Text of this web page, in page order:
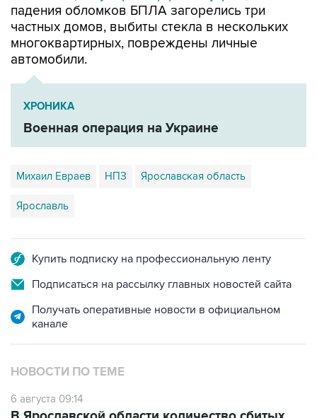
падения обломков БПЛА загорелись три
частных домов, выбиты стекла в нескольких
многоквартирных, повреждены личные
автомобили.
ХРОНИКА
Военная операция на Украине
Михаил Евраев НПЗ Ярославская область
Ярославль
Купить подписку на профессиональную ленту
Подписаться на рассылку главных новостей сайта
Получать оперативные новости в официальном
канале
НОВОСТИ ПО ТЕМЕ
6 августа 09:14